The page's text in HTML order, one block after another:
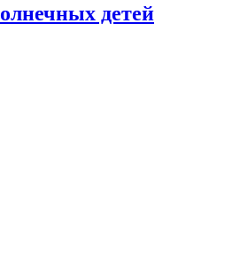
детей